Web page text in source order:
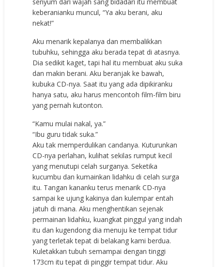
keberanianku muncul, “Ya aku berani, aku
nekat!”
Aku menarik kepalanya dan membalikkan
tubuhku, sehingga aku berada tepat di atasnya.
Dia sedikit kaget, tapi hal itu membuat aku suka
dan makin berani. Aku beranjak ke bawah,
kubuka CD-nya. Saat itu yang ada dipikiranku
hanya satu, aku harus mencontoh film-film biru
yang pernah kutonton.
“Kamu mulai nakal, ya.”
“Ibu guru tidak suka.”
Aku tak memperdulikan candanya. Kuturunkan
CD-nya perlahan, kulihat sekilas rumput kecil
yang menutupi celah surganya. Seketika
kucumbu dan kumainkan lidahku di celah surga
itu. Tangan kananku terus menarik CD-nya
sampai ke ujung kakinya dan kulempar entah
jatuh di mana. Aku menghentikan sejenak
permainan lidahku, kuangkat pinggul yang indah
itu dan kugendong dia menuju ke tempat tidur
yang terletak tepat di belakang kami berdua.
Kuletakkan tubuh semampai dengan tinggi
173cm itu tepat di pinggir tempat tidur. Aku